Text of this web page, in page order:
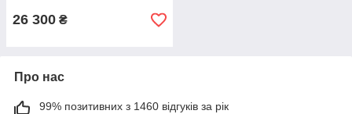
26 300 ₴
Про нас
99% позитивних з 1460 відгуків за рік